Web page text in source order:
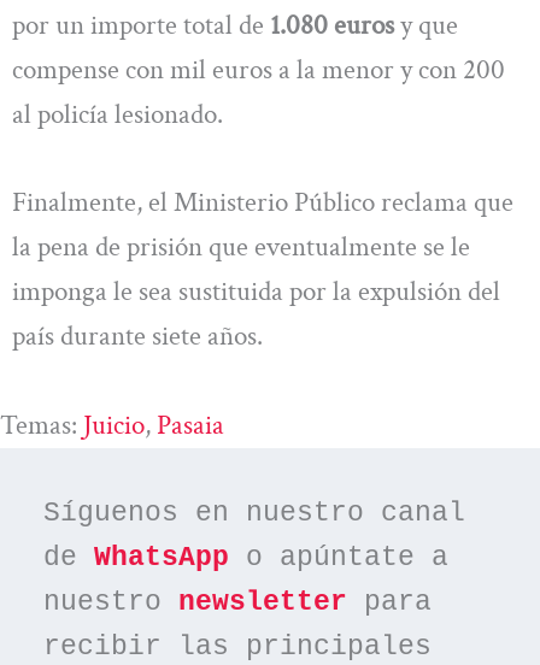
por un importe total de 1.080 eurosy que
compense con mil euros a la menor y con 200
al policía lesionado.
Finalmente, el Ministerio Público reclama que
la pena de prisión que eventualmente se le
imponga le sea sustituida por la expulsión del
país durante siete años.
Temas: Juicio, Pasaia
Síguenos en nuestro canal
de WhatsApp o apúntate a
nuestro newsletter para
recibir las principales